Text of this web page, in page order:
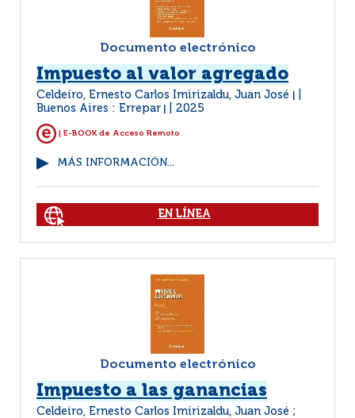
Documento electrónico
Impuesto al valor agregado
Celdeiro, Ernesto Carlos Imirizaldu, Juan José
Buenos Aires : Errepar 2025
| E-BOOK de Acceso Remoto
MÁS INFORMACIÓN...
EN LÍNEA
Documento electrónico
Impuesto a las ganancias
Celdeiro, Ernesto Carlos Imirizaldu, Juan José ;